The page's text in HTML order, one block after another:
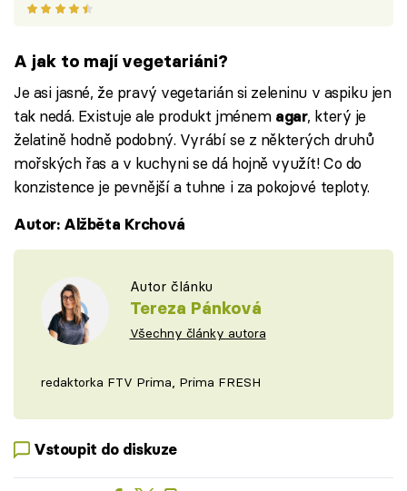
A jak to mají vegetariáni?
Je asi jasné, že pravý vegetarián si zeleninu v aspiku jen
tak nedá. Existuje ale produkt jménem agar, který je
želatině hodně podobný. Vyrábí se z některých druhů
mořských řas a v kuchyni se dá hojně využít! Co do
konzistence je pevnější a tuhne i za pokojové teploty.
Autor: Alžběta Krchová
Autor článku
Tereza Pánková
Všechny články autora
redaktorka FTV Prima, Prima FRESH
Vstoupit do diskuze